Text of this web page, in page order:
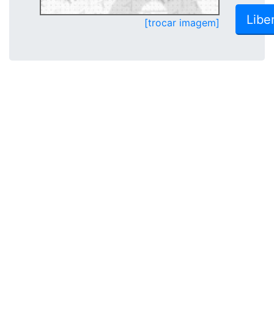
[trocar imagem]